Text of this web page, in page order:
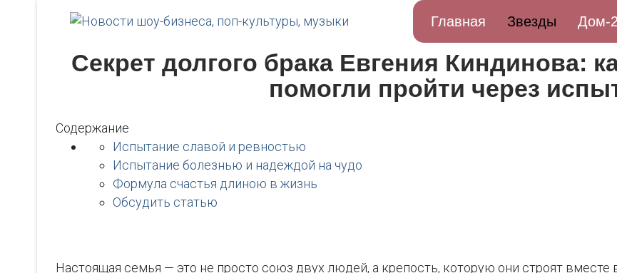
Главная Звезды Дом-2
Секрет долгого брака Евгения Киндинова:
помогли пройти через
Содержание
Испытание славой и ревностью
Испытание болезнью и надеждой на чудо
Формула счастья длиною в жизнь
Обсудить статью
Настоящая семья — это не просто союз двух людей, а крепость, которую они строят вместе